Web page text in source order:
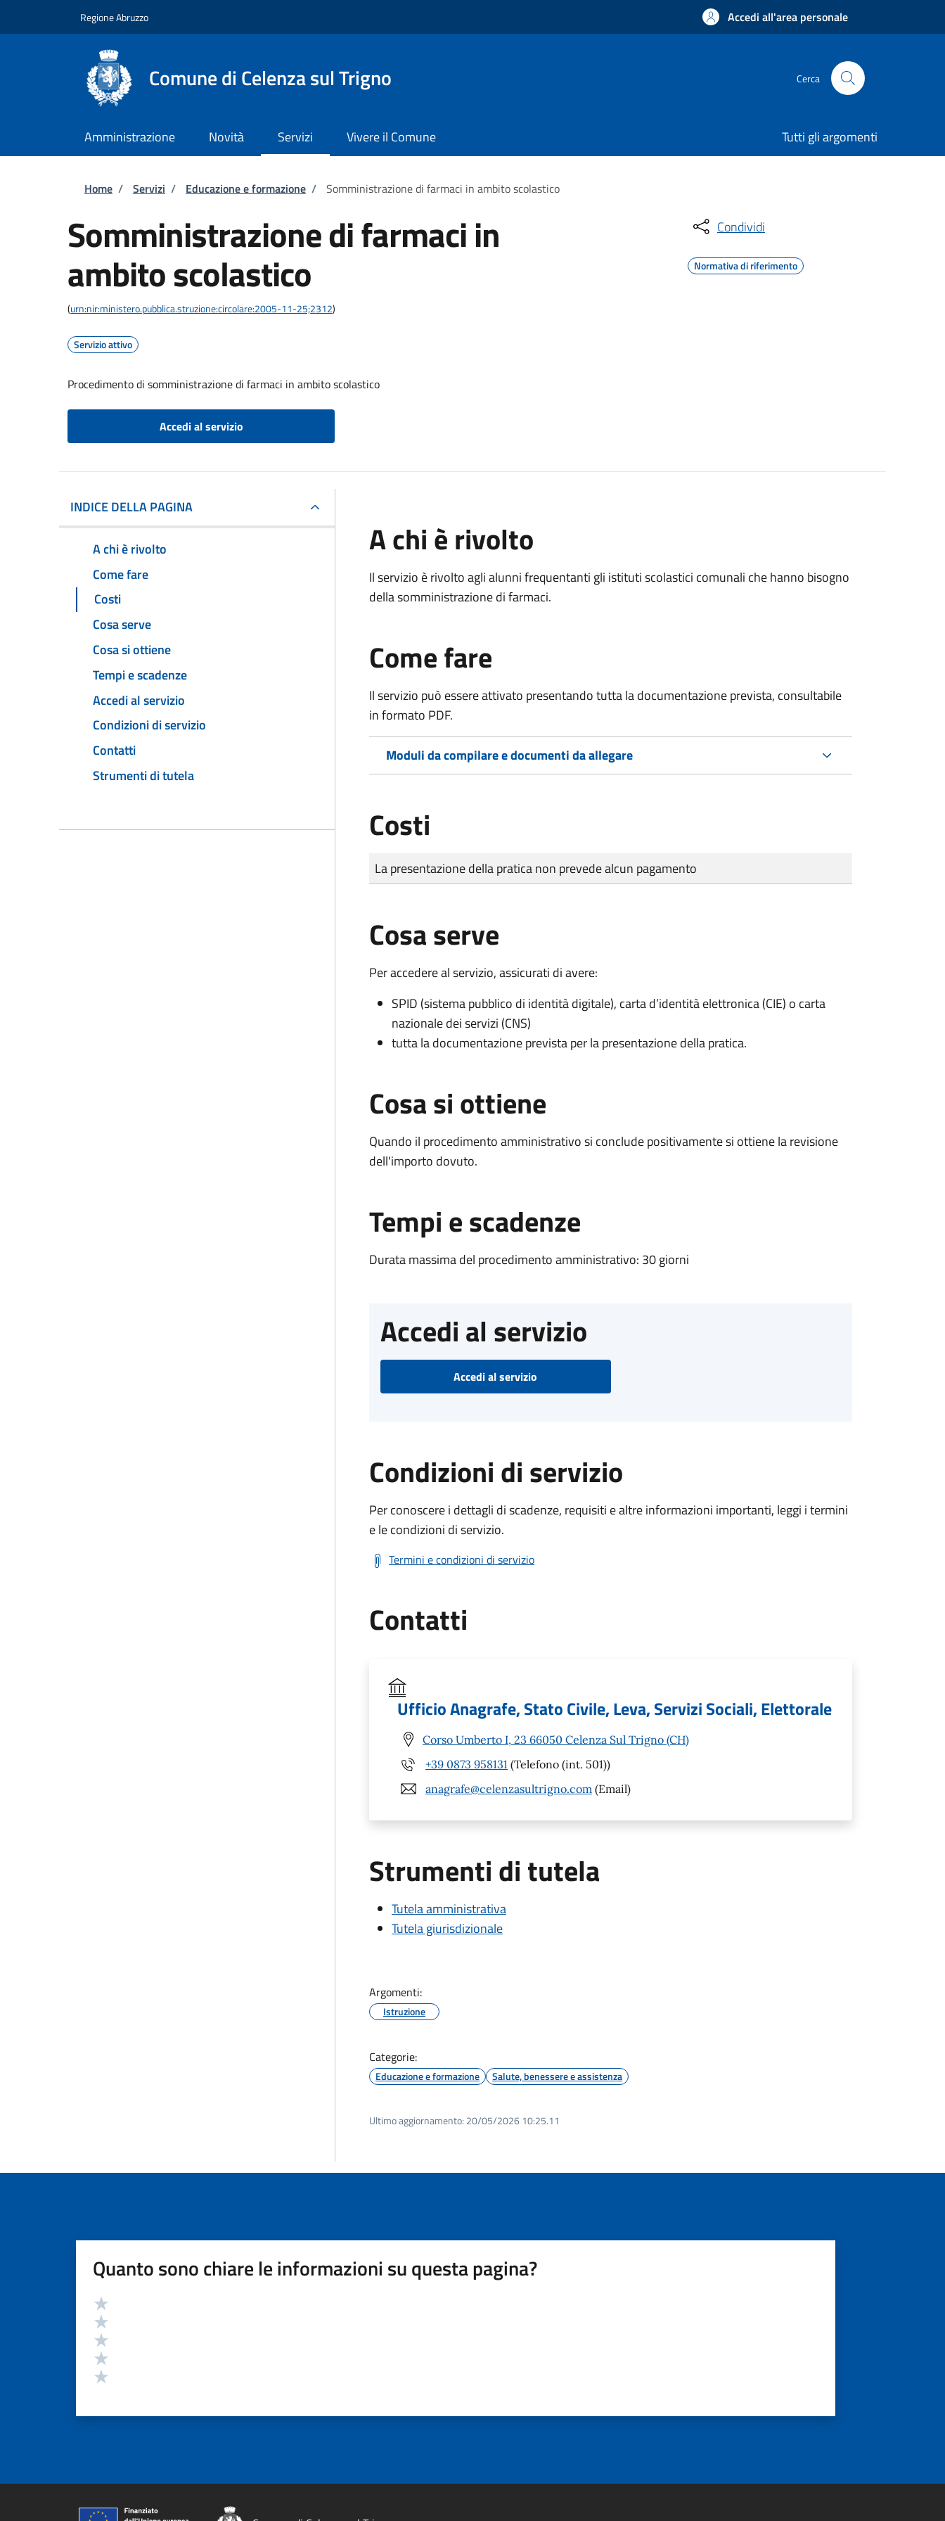
Regione Abruzzo Accedi all'area personale
Comune di Celenza sul Trigno Cerca
Amministrazione Novità Servizi Vivere il Comune Tutti gli argomenti
Briciole di pane
Home / Servizi / Educazione e formazione / Somministrazione di farmaci in ambito scolastico
Somministrazione di farmaci in
ambito scolastico
(urn:nir:ministero.pubblica.struzione:circolare:2005-11-25;2312)
Servizio attivo
Procedimento di somministrazione di farmaci in ambito scolastico
Accedi al servizio
Condividi
Normativa di riferimento
INDICE DELLA PAGINA
A chi è rivolto
Come fare
Costi
Cosa serve
Cosa si ottiene
Tempi e scadenze
Accedi al servizio
Condizioni di servizio
Contatti
Strumenti di tutela
A chi è rivolto
Il servizio è rivolto agli alunni frequentanti gli istituti scolastici comunali che hanno bisogno
della somministrazione di farmaci.
Come fare
Il servizio può essere attivato presentando tutta la documentazione prevista, consultabile
in formato PDF.
Moduli da compilare e documenti da allegare
Costi
Tipo di pagamento
Importo
La presentazione della pratica non prevede alcun pagamento
Cosa serve
Per accedere al servizio, assicurati di avere:
SPID (sistema pubblico di identità digitale), carta d’identità elettronica (CIE) o carta
nazionale dei servizi (CNS)
tutta la documentazione prevista per la presentazione della pratica.
Cosa si ottiene
Quando il procedimento amministrativo si conclude positivamente si ottiene la revisione
dell'importo dovuto.
Tempi e scadenze
Durata massima del procedimento amministrativo: 30 giorni
Accedi al servizio
Accedi al servizio
Condizioni di servizio
Per conoscere i dettagli di scadenze, requisiti e altre informazioni importanti, leggi i termini
e le condizioni di servizio.
Termini e condizioni di servizio
Contatti
Ufficio Anagrafe, Stato Civile, Leva, Servizi Sociali, Elettorale
Corso Umberto I, 23 66050 Celenza Sul Trigno (CH)
+39 0873 958131 (Telefono (int. 501))
anagrafe@celenzasultrigno.com (Email)
Strumenti di tutela
Tutela amministrativa
Tutela giurisdizionale
Argomenti:
Istruzione
Categorie:
Educazione e formazione Salute, benessere e assistenza
Ultimo aggiornamento: 20/05/2026 10:25.11
Quanto sono chiare le informazioni su questa pagina?
Valutazione